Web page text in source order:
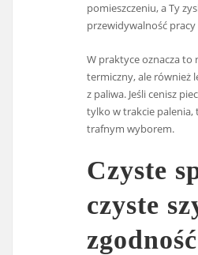
pomieszczeniu, a Ty
przewidywalność
W praktyce oznacza
termiczny, ale również
z paliwa. Jeśli cenisz
tylko w trakcie palenia,
trafnym wyborem.
Czyste
czyste